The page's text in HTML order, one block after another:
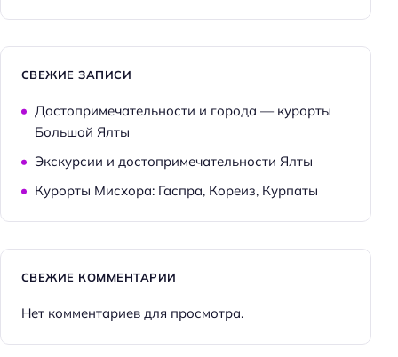
СВЕЖИЕ ЗАПИСИ
Достопримечательности и города — курорты
Большой Ялты
Экскурсии и достопримечательности Ялты
Курорты Мисхора: Гаспра, Кореиз, Курпаты
СВЕЖИЕ КОММЕНТАРИИ
Нет комментариев для просмотра.